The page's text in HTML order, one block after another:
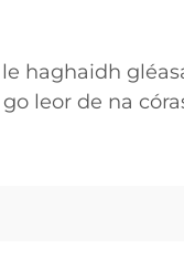
haghaidh
leor de na
an bhfuil na